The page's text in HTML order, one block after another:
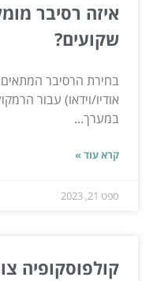
איזה רסיבר
שקועים?
אודיו/וידאו) עבור
במערך...
קרא עוד »
ספט 21, 2023
קולפוסקופיה